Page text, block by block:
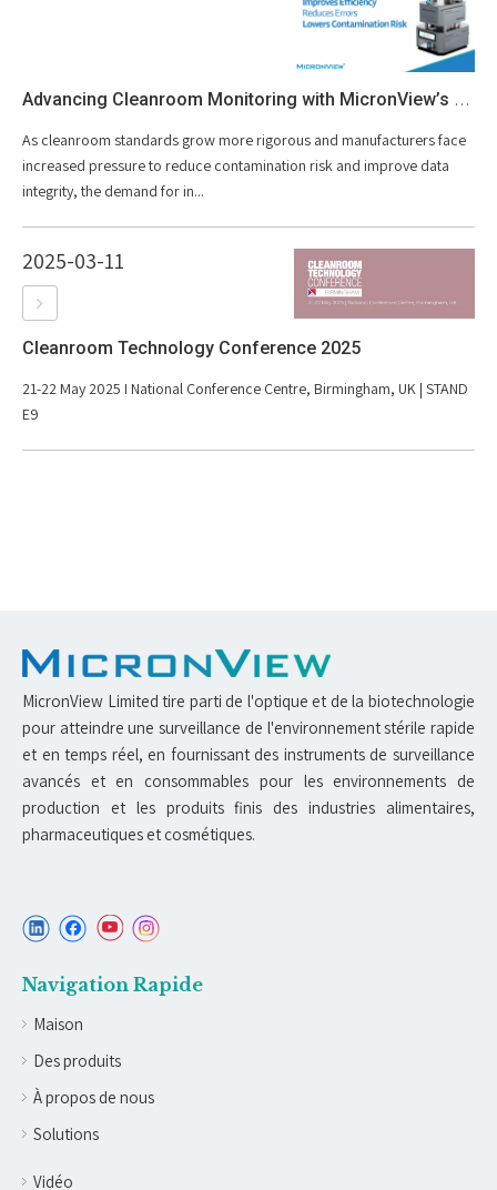
Advancing Cleanroom Monitoring with MicronView’s APC/BAS Dual Mode Robot
As cleanroom standards grow more rigorous and manufacturers face
increased pressure to reduce contamination risk and improve data
integrity, the demand for in...
2025-03-11
Cleanroom Technology Conference 2025
21-22 May 2025 I National Conference Centre, Birmingham, UK | STAND
E9
MicronView Limited tire parti de l'optique et de la biotechnologie
pour atteindre une surveillance de l'environnement stérile rapide
et en temps réel, en fournissant des instruments de surveillance
avancés et en consommables pour les environnements de
production et les produits finis des industries alimentaires,
pharmaceutiques et cosmétiques.
Navigation Rapide
Maison
Des produits
À propos de nous
Solutions
Vidéo